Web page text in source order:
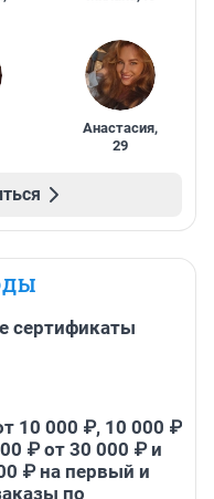
Анастасия,
29
сертификаты
10 000 ₽, 10 000 ₽
₽ от 30 000 ₽ и
₽ на первый и
по